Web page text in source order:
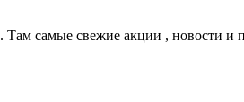
. Там самые свежие акции , новости и